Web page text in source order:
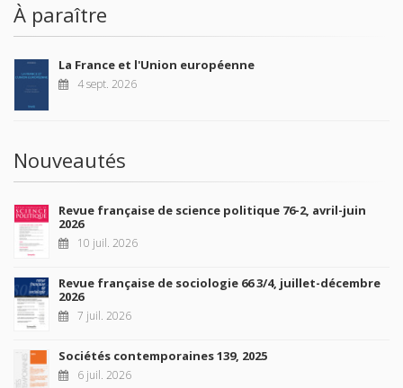
À paraître
La France et l'Union européenne
4 sept. 2026
Nouveautés
Revue française de science politique 76-2, avril-juin
2026
10 juil. 2026
Revue française de sociologie 66 3/4, juillet-décembre
2026
7 juil. 2026
Sociétés contemporaines 139, 2025
6 juil. 2026